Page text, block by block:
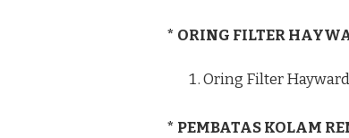
* ORING FILTER
Oring Filter Hayward
* PEMBATAS KOLAM